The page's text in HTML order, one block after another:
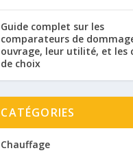
Guide complet sur les
comparateurs de
ouvrage, leur utilité, et les
de choix
CATÉGORIES
Chauffage